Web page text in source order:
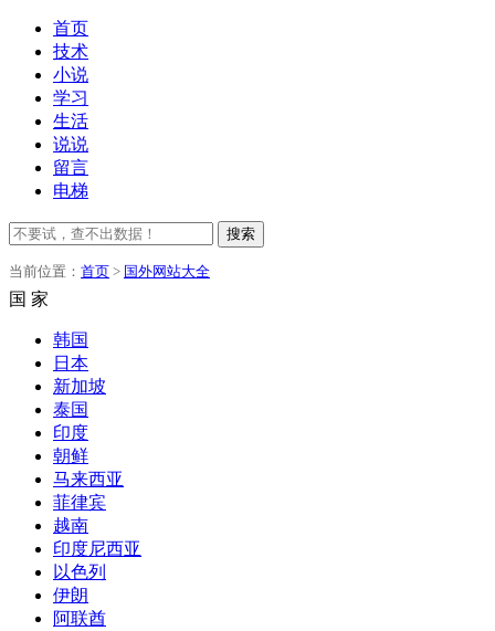
首页
技术
小说
学习
生活
说说
留言
电梯
搜索
当前位置： 首页 > 国外网站大全
国 家
韩国
日本
新加坡
泰国
印度
朝鲜
马来西亚
菲律宾
越南
印度尼西亚
以色列
伊朗
阿联酋